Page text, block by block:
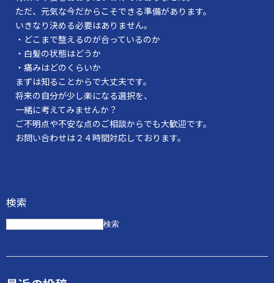
ただ、元気な今だからこそできる準備があります。
いきなり決める必要はありません。
・どこまで整えるのが合っているのか
・白髪の状態はどうか
・痛みはどのくらいか
まずは知ることからで大丈夫です。
将来の自分が少し楽になる選択を、
一緒に考えてみませんか？
ご不明点や不安な点のご相談からでも大歓迎です。
お問い合わせは２４時間対応しております。
検索
検索